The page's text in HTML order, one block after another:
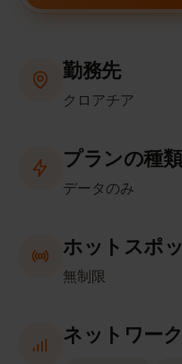
勤務先
クロアチア
プランの種類
データのみ
ホットスポ
無制限
ネットワーク